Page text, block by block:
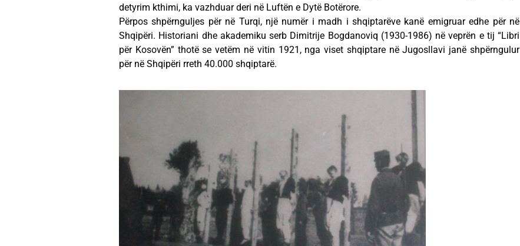
detyrim kthimi, ka vazhduar deri në Luftën e Dytë Botërore.
Përpos shpërnguljes për në Turqi, një numër i madh i shqiptarëve kanë emigruar edhe për në
Shqipëri. Historiani dhe akademiku serb Dimitrije Bogdanoviq (1930-1986) në veprën e tij “Libri
për Kosovën” thotë se vetëm në vitin 1921, nga viset shqiptare në Jugosllavi janë shpërngulur
për në Shqipëri rreth 40.000 shqiptarë.